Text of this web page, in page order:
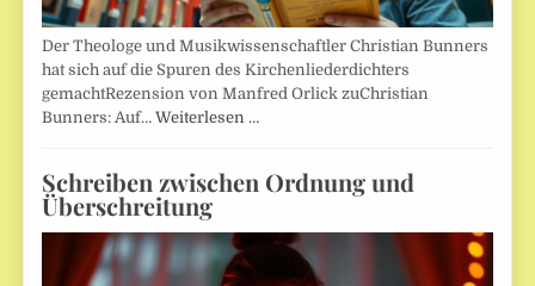
Der Theologe und Musikwissenschaftler Christian Bunners
hat sich auf die Spuren des Kirchenliederdichters
gemachtRezension von Manfred Orlick zuChristian
Bunners: Auf…Weiterlesen …
Schreiben zwischen Ordnung und
Überschreitung